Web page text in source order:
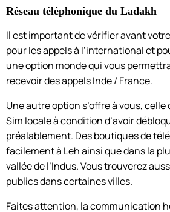
Réseau téléphonique du Ladakh
Il est important de vérifier avant
pour les appels à l’international et
une option monde qui vous
recevoir des appels Inde / France.
Une autre option s’offre à vous,
Sim locale à condition d’avoir
préalablement. Des boutiques de
facilement à Leh ainsi que dans la
vallée de l’Indus. Vous trouverez
publics dans certaines villes.
Faites attention, la communication